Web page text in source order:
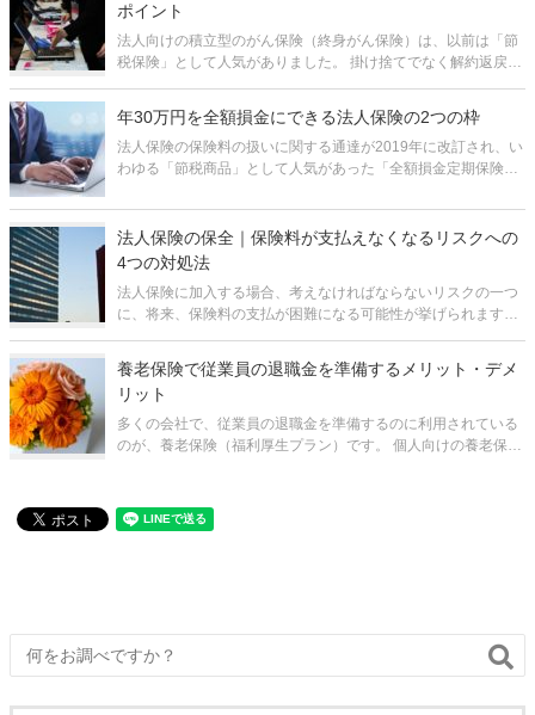
ポイント
法人向けの積立型のがん保険（終身がん保険）は、以前は「節
税保険」として人気がありました。 掛け捨てでなく解約返戻金
者や従業員の退職金の資金の積立の方法として活用されていま
した。 しかし
年30万円を全額損金にできる法人保険の2つの枠
法人保険の保険料の扱いに関する通達が2019年に改訂され、い
わゆる「節税商品」として人気があった「全額損金定期保険」
金が最高で80～90%にもなる保険はもう存在しません。 しか
し、現在も
法人保険の保全｜保険料が支払えなくなるリスクへの
4つの対処法
法人保険に加入する場合、考えなければならないリスクの一つ
に、将来、保険料の支払が困難になる可能性が挙げられます。
かし、会社の経営は必ずしも予測通りに行くとは限りません。
たとえば、コロナ
養老保険で従業員の退職金を準備するメリット・デメ
リット
多くの会社で、従業員の退職金を準備するのに利用されている
のが、養老保険（福利厚生プラン）です。 個人向けの養老保険
きるという形で税制上